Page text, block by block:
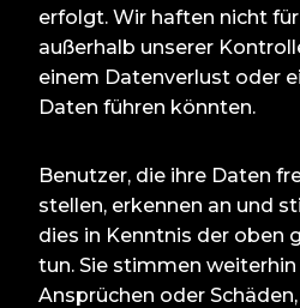
erfolgt. Wir haften nicht
außerhalb unserer
einem Datenverlust oder
Daten führen könnten.
Benutzer, die ihre Daten
stellen, erkennen an und
dies in Kenntnis der oben
tun. Sie stimmen weiterhin
Ansprüchen oder